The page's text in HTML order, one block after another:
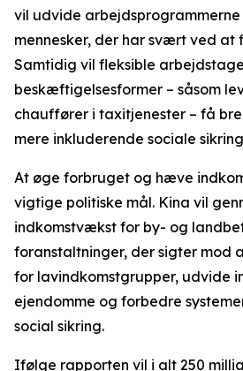
vil udvide
mennesker, der har svært ved at
Samtidig vil fleksible
beskæftigelsesformer – såsom
chauffører i taxitjenester – få
mere inkluderende sociale
At øge forbruget og hæve
vigtige politiske mål. Kina vil
indkomstvækst for by- og
foranstaltninger, der sigter mod
for lavindkomstgrupper, udvide
ejendomme og forbedre
social sikring.
Ifølge rapporten vil i alt 250